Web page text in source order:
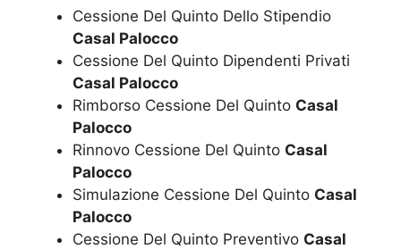
Cessione Del Quinto Dello Stipendio
Casal Palocco
Cessione Del Quinto Dipendenti Privati
Casal Palocco
Rimborso Cessione Del Quinto Casal
Palocco
Rinnovo Cessione Del Quinto Casal
Palocco
Simulazione Cessione Del Quinto Casal
Palocco
Cessione Del Quinto Preventivo Casal